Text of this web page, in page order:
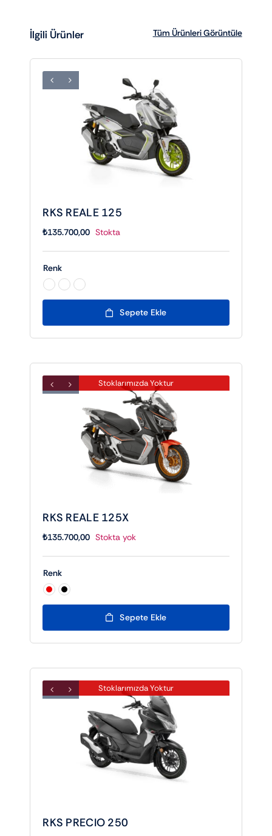
İlgili Ürünler Tüm Ürünleri Görüntüle
RKS REALE 125
₺135.700,00 Stokta
Renk
Sepete Ekle
Stoklarımızda Yoktur
RKS REALE 125X
₺135.700,00 Stokta yok
Renk
Sepete Ekle
Stoklarımızda Yoktur
RKS PRECIO 250